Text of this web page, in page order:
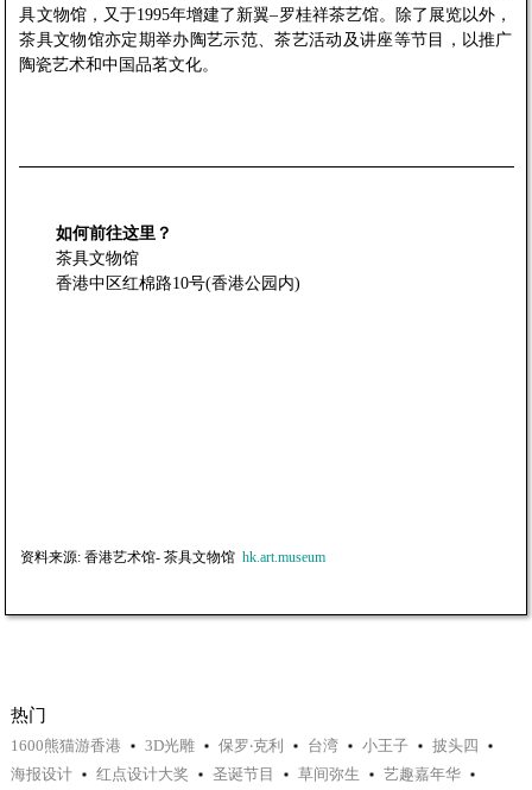
具文物馆，又于1995年增建了新翼–罗桂祥茶艺馆。除了展览以外，
茶具文物馆亦定期举办陶艺示范、茶艺活动及讲座等节目，以推广
陶瓷艺术和中国品茗文化。
如何前往这里？
茶具文物馆
香港中区红棉路10号(香港公园内)​
资料来源: 香港艺术馆- 茶具文物馆 hk.art.museum
热门
1600熊猫游香港 3D光雕 保罗‧克利 台湾 小王子
披头四
海报设计
红点设计大奖 圣诞节目 草间弥生 艺趣嘉年华